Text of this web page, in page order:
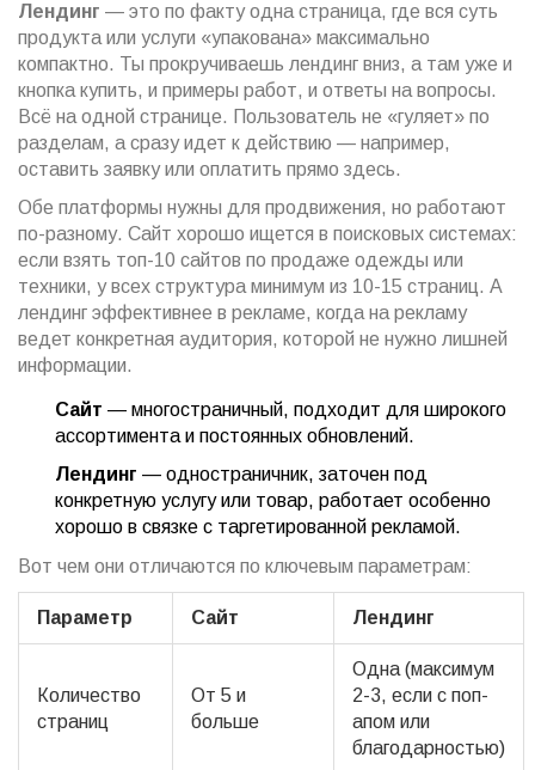
Лендинг — это по факту одна страница, где вся суть
продукта или услуги «упакована» максимально
компактно. Ты прокручиваешь лендинг вниз, а там уже и
кнопка купить, и примеры работ, и ответы на вопросы.
Всё на одной странице. Пользователь не «гуляет» по
разделам, а сразу идет к действию — например,
оставить заявку или оплатить прямо здесь.
Обе платформы нужны для продвижения, но работают
по-разному. Сайт хорошо ищется в поисковых системах:
если взять топ-10 сайтов по продаже одежды или
техники, у всех структура минимум из 10-15 страниц. А
лендинг эффективнее в рекламе, когда на рекламу
ведет конкретная аудитория, которой не нужно лишней
информации.
Сайт — многостраничный, подходит для широкого
ассортимента и постоянных обновлений.
Лендинг — одностраничник, заточен под
конкретную услугу или товар, работает особенно
хорошо в связке с таргетированной рекламой.
Вот чем они отличаются по ключевым параметрам:
Параметр Сайт Лендинг
Количество
страниц
От 5 и
больше
Одна (максимум
2-3, если с поп-
апом или
благодарностью)